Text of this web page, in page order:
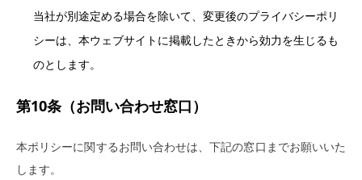
当社が別途定める場合を除いて、変更後のプライバシーポリ
シーは、本ウェブサイトに掲載したときから効力を生じるも
のとします。
第10条（お問い合わせ窓口）
本ポリシーに関するお問い合わせは、下記の窓口までお願いいた
します。